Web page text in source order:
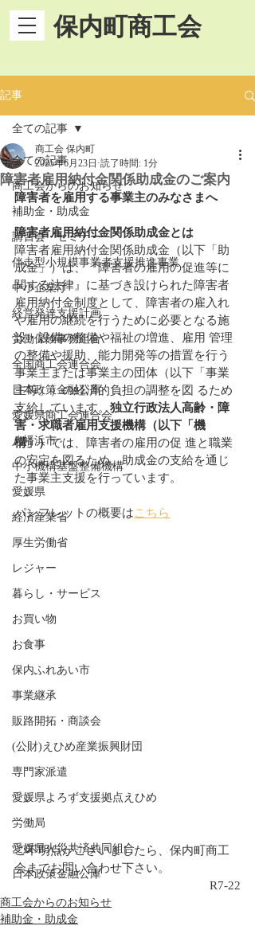
保内町商工会
記事
全ての記事
商工会からのお知らせ
補助金・助成金
講習会・セミナー
伴走型小規模事業者支援推進事業
中小企業庁
経営発達支援計画
労働保険事務組合
全国商工会連合会
日本政策金融公庫
愛媛県商工会連合会
八幡浜市
中小機構基盤整備機構
愛媛県
経済産業省
厚生労働省
レジャー
暮らし・サービス
お買い物
お食事
保内ふれあい市
事業継承
販路開拓・商談会
(公財)えひめ産業振興財団
専門家派遣
愛媛県よろず支援拠点えひめ
労働局
愛媛県火災共済共同組合
日本政策金融公庫
全ての記事
障害者雇用納付金関係助成金のご案内
商工会 保内町
2025年6月23日 読了時間: 1分
障害者を雇用する事業主のみなさまへ
障害者雇用納付金関係助成金とは
障害者雇用納付金関係助成金（以下「助
成金」）は、『障害者の雇用の促進等に
関する法律』に基づき設けられた障害者
雇用納付金制度として、障害者の雇入れ
や雇用の継続を行うために必要となる施
設・設備の整備や福祉の増進、雇用 管理
の整備や援助、能力開発等の措置を行う
事業主または事業主の団体（以下「事業
主等」）の経済的負担の調整を図 るため
支給しています。独立行政法人高齢・障
害・求職者雇用支援機構（以下「機
構」）では、障害者の雇用の促 進と職業
の安定を図るため、助成金の支給を通じ
た事業主支援を行っています。
パンフレットの概要はこちら
ご不明点がございましたら、保内町商工
会までお問い合わせ下さい。
R7-22
商工会からのお知らせ
補助金・助成金